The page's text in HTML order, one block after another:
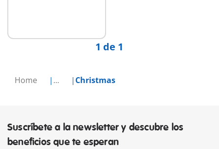
Home ... Christmas
1 de 1
Suscríbete a la newsletter y descubre los
beneficios que te esperan